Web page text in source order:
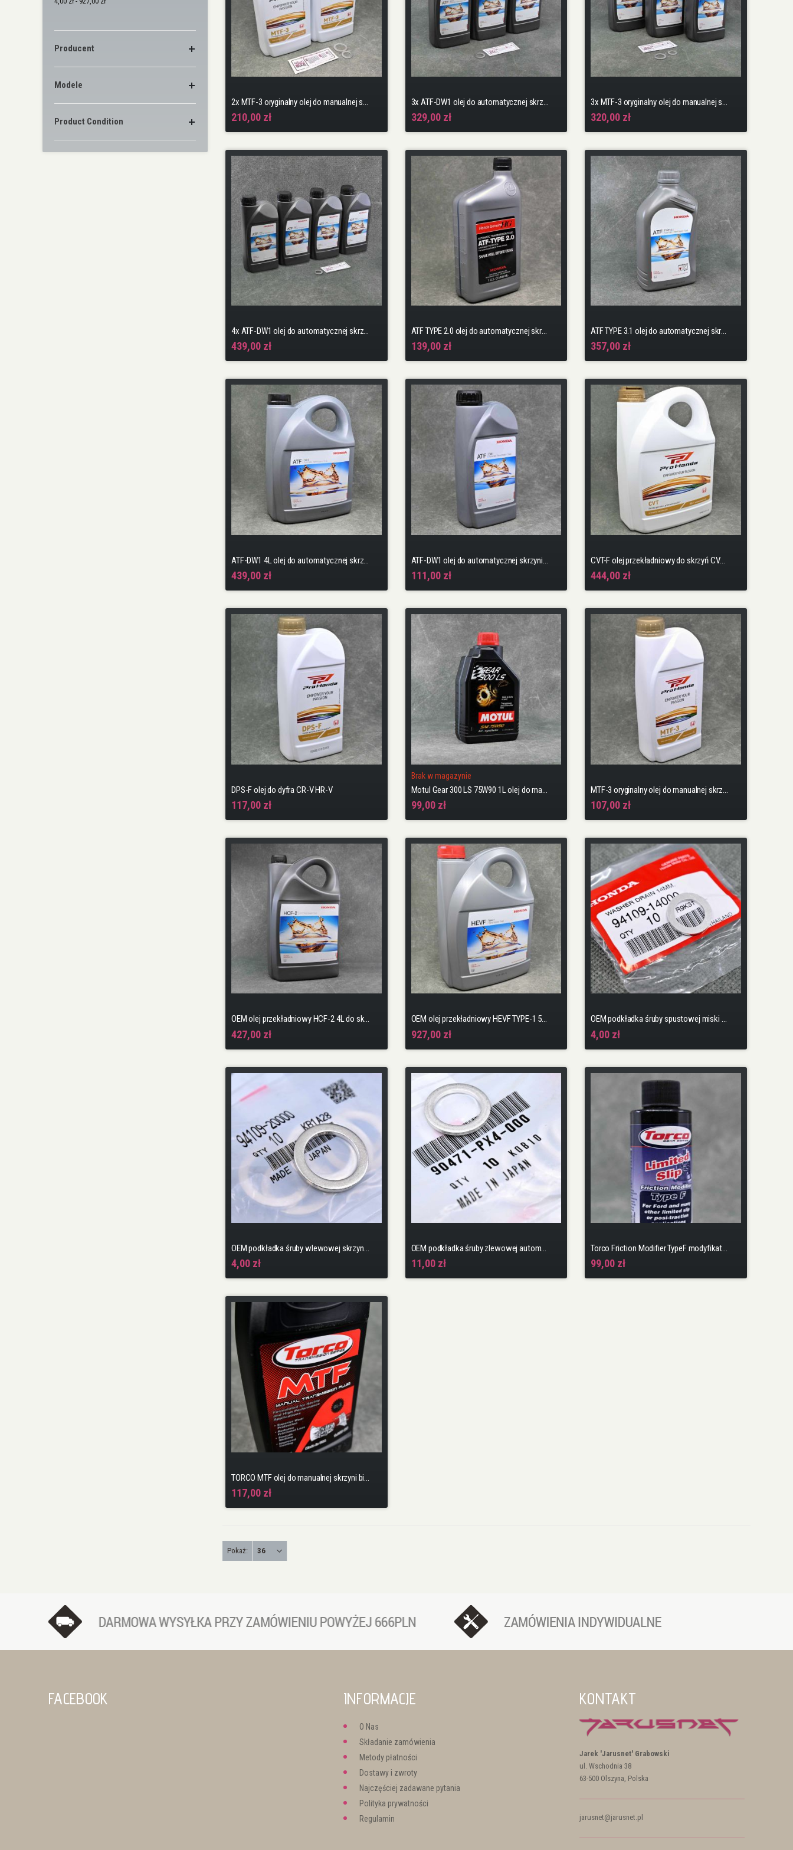
210,00 zł 329,00 zł 320,00 zł
4x ATF-DW1 olej do automatycznej skrzyni biegów + podkładka i naklejka
439,00 zł
ATF TYPE 2.0 olej do automatycznej skrzyń biegów 10AT 0.946 L
139,00 zł
ATF TYPE 3.1 olej do automatycznej skrzyni biegów 9AT 1L
357,00 zł
ATF-DW1 4L olej do automatycznej skrzyni biegów + podkładka + naklejka
439,00 zł
ATF-DW1 olej do automatycznej skrzyni biegów
111,00 zł
CVT-F olej przekładniowy do skrzyń CVT do 2014 r. CVT-Fluid 4L
444,00 zł
DPS-F olej do dyfra CR-V HR-V
117,00 zł
Brak w magazynie
Motul Gear 300 LS 75W90 1L olej do manualnej skrzyni biegów ze szperą płytkową
99,00 zł
MTF-3 oryginalny olej do manualnej skrzyni biegów
107,00 zł
OEM olej przekładniowy HCF-2 4L do skrzyń CVT drugiej generacji Civic, CR-V, HR-V, Jazz
427,00 zł
OEM olej przekładniowy HEVF TYPE-1 5L do skrzyń e-cvt w Civic 11gen 23+ e:hev
927,00 zł
OEM podkładka śruby spustowej miski oleju
4,00 zł
OEM podkładka śruby wlewowej skrzyni biegów
4,00 zł
OEM podkładka śruby zlewowej automatycznej skrzyni biegów
11,00 zł
Torco Friction Modifier TypeF modyfikator tarcia do szper płytkowych
99,00 zł
TORCO MTF olej do manualnej skrzyni biegów
117,00 zł
Pokaż
Producent
Modele
Product Condition
FACEBOOK INFORMACJE
O Nas
Składanie zamówienia
Metody płatności
Dostawy i zwroty
Najczęściej zadawane pytania
Polityka prywatności
Regulamin
KONTAKT
Jarek 'Jarusnet' Grabowski
ul. Wschodnia 38
63-500 Olszyna, Polska
jarusnet@jarusnet.pl